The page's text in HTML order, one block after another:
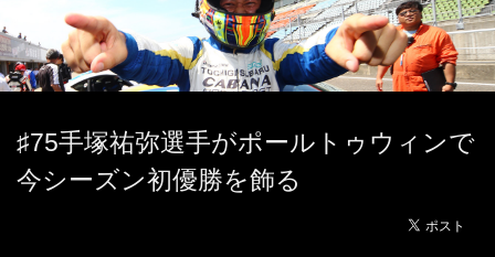
♯75手塚祐弥選手がポールトゥウィンで
今シーズン初優勝を飾る